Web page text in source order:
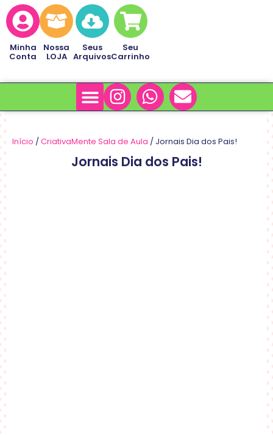
Minha
Conta
Nossa
LOJA
Seus
Arquivos
Seu
Carrinho
Início /CriativaMente Sala de Aula / Jornais Dia dos Pais!
Jornais Dia dos Pais!